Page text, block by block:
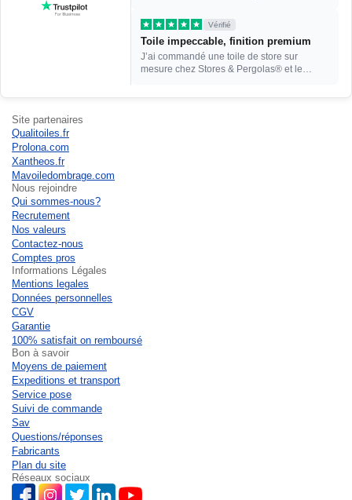
Vérifié
Toile impeccable, finition premium
J’ai commandé une toile de store sur
mesure chez Stores & Pergolas® et le
Site partenaires
Qualitoiles.fr
Prolona.com
Xantheos.fr
Mavoiledombrage.com
Nous rejoindre
Qui sommes-nous?
Recrutement
Nos valeurs
Contactez-nous
Comptes pros
Informations Légales
Mentions legales
Données personnelles
CGV
Garantie
100% satisfait on remboursé
Bon à savoir
Moyens de paiement
Expeditions et transport
Service pose
Suivi de commande
Sav
Questions/réponses
Fabricants
Plan du site
Réseaux sociaux